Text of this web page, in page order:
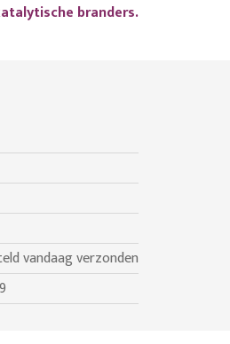
branders.
vandaag verzonden